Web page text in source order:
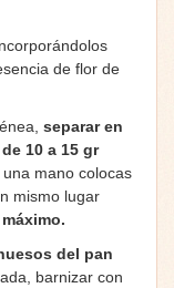
de flor de
separar en
10 a 15 gr
una mano colocas
mismo lugar
del pan
barnizar con